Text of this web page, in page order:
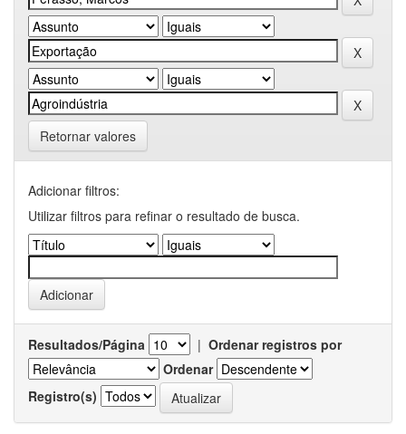
Retornar valores
Adicionar filtros:
Utilizar filtros para refinar o resultado de busca.
Resultados/Página | Ordenar registros por
Ordenar
Registro(s)